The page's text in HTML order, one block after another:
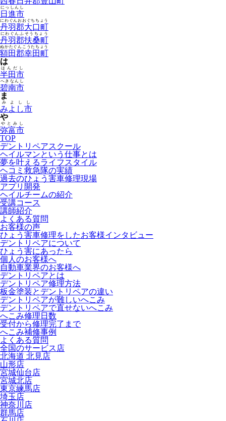
日進市
にっしんし
丹羽郡大口町
にわぐんおおぐちちょう
丹羽郡扶桑町
にわぐんふそうちょう
額田郡幸田町
ぬかたぐんこうたちょう
は
半田市
はんだし
碧南市
へきなんし
ま
みよし市
みよしし
や
弥富市
やとみし
TOP
デントリペアスクール
ヘイルマンという仕事とは
夢を叶えるライフスタイル
ヘコミ救急隊の実績
過去のひょう害車修理現場
アプリ開発
ヘイルチームの紹介
受講コース
講師紹介
よくある質問
お客様の声
ひょう害車修理をしたお客様インタビュー
デントリペアについて
ひょう害にあったら
個人のお客様へ
自動車業界のお客様へ
デントリペアとは
デントリペア修理方法
板金塗装とデントリペアの違い
デントリペアが難しいへこみ
デントリペアで直せないへこみ
へこみ修理日数
受付から修理完了まで
へこみ補修事例
よくある質問
全国のサービス店
北海道 北見店
山形店
宮城仙台店
宮城北店
東京練馬店
埼玉店
神奈川店
群馬店